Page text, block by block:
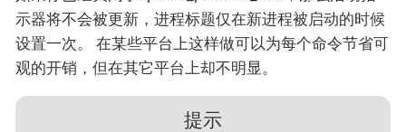
示器将不会被更新，进程标题仅在新进程被启动的时候
设置一次。 在某些平台上这样做可以为每个命令节省可
观的开销，但在其它平台上却不明显。
提示